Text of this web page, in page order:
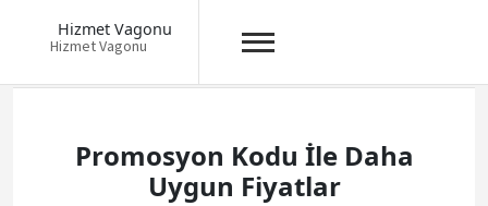
Hizmet Vagonu
Hizmet Vagonu
Promosyon Kodu İle Daha
Uygun Fiyatlar